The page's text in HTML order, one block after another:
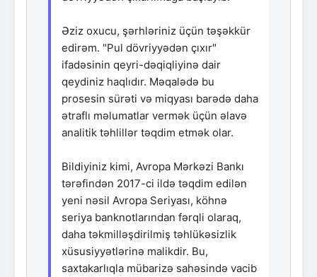
Əziz oxucu, şərhləriniz üçün təşəkkür
edirəm. "Pul dövriyyədən çıxır"
ifadəsinin qeyri-dəqiqliyinə dair
qeydiniz haqlıdır. Məqalədə bu
prosesin sürəti və miqyası barədə daha
ətraflı məlumatlar vermək üçün əlavə
analitik təhlillər təqdim etmək olar.
Bildiyiniz kimi, Avropa Mərkəzi Bankı
tərəfindən 2017-ci ildə təqdim edilən
yeni nəsil Avropa Seriyası, köhnə
seriya banknotlarından fərqli olaraq,
daha təkmilləşdirilmiş təhlükəsizlik
xüsusiyyətlərinə malikdir. Bu,
saxtakarlıqla mübarizə sahəsində vacib